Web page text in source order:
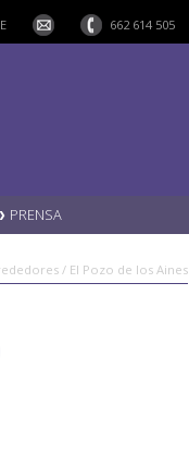
662 614 505
PRENSA
/ El Pozo de los Aines